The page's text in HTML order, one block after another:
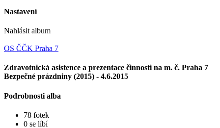
Nastavení
Nahlásit album
OS ČČK Praha 7
Zdravotnická asistence a prezentace činnosti na m. č. Praha 7
Bezpečné prázdniny (2015) - 4.6.2015
Podrobnosti alba
78 fotek
0 se líbí